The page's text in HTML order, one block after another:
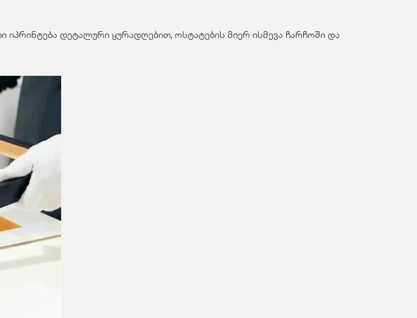
იპრინტება დეტალური ყურადღებით, ოსტატების მიერ ისმევა ჩარჩოში და